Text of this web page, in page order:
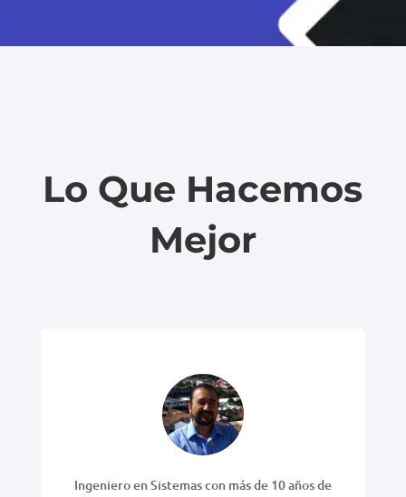
Lo Que Hacemos
Mejor
Ingeniero en Sistemas con más de 10 años de